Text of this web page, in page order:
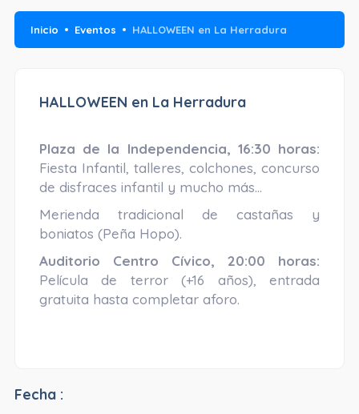
Inicio Eventos HALLOWEEN en La Herradura
HALLOWEEN en La Herradura
Plaza de la Independencia, 16:30 horas:
Fiesta Infantil, talleres, colchones, concurso
de disfraces infantil y mucho más…
Merienda tradicional de castañas y
boniatos (Peña Hopo).
Auditorio Centro Cívico, 20:00 horas:
Película de terror (+16 años), entrada
gratuita hasta completar aforo.
Fecha :